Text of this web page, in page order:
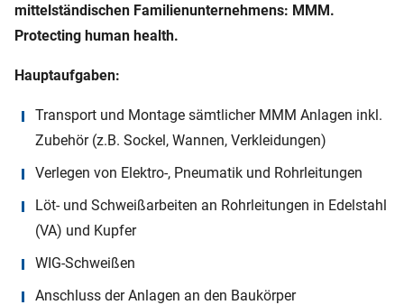
mittelständischen Familienunternehmens: MMM.
Protecting human health.
Hauptaufgaben:
Transport und Montage sämtlicher MMM Anlagen inkl.
Zubehör (z.B. Sockel, Wannen, Verkleidungen)
Verlegen von Elektro-, Pneumatik und Rohrleitungen
Löt- und Schweißarbeiten an Rohrleitungen in Edelstahl
(VA) und Kupfer
WIG-Schweißen
Anschluss der Anlagen an den Baukörper